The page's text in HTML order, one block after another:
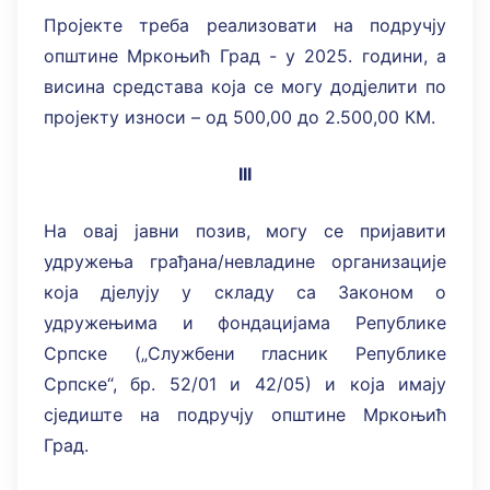
Пројекте треба реализовати на подручју
општине Мркоњић Град - у 2025. години, а
висина средстава која се могу додјелити по
пројекту износи – од 500,00 до 2.500,00 КМ.
III
На овај јавни позив, могу се пријавити
удружења грађана/невладине организације
која дјелују у складу са Законом о
удружењима и фондацијама Републике
Српске („Службени гласник Републике
Српске“, бр. 52/01 и 42/05) и која имају
сједиште на подручју општине Мркоњић
Град.